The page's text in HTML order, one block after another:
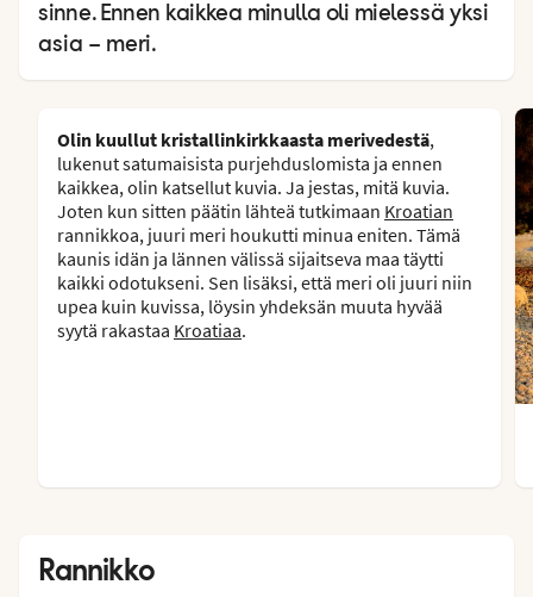
sinne. Ennen kaikkea minulla oli mielessä yksi
asia – meri.
Olin kuullut kristallinkirkkaasta merivedestä,
lukenut satumaisista purjehduslomista ja ennen
kaikkea, olin katsellut kuvia. Ja jestas, mitä kuvia.
Joten kun sitten päätin lähteä tutkimaan Kroatian
rannikkoa, juuri meri houkutti minua eniten. Tämä
kaunis idän ja lännen välissä sijaitseva maa täytti
kaikki odotukseni. Sen lisäksi, että meri oli juuri niin
upea kuin kuvissa, löysin yhdeksän muuta hyvää
syytä rakastaa Kroatiaa.
Rannikko